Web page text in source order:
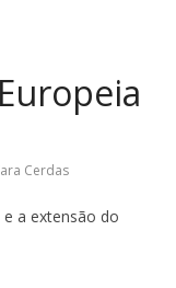
Cerdas
a extensão do